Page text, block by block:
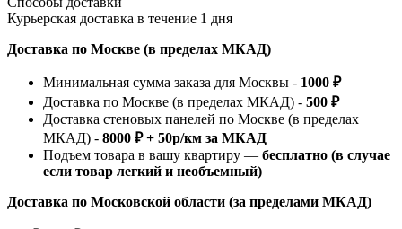
Курьерская доставка в течение 1 дня
Доставка по Москве (в пределах МКАД)
Минимальная сумма заказа для Москвы - 1000 ₽
Доставка по Москве (в пределах МКАД) - 500 ₽
Доставка стеновых панелей по Москве (в пределах
МКАД) - 8000 ₽ + 50р/км за МКАД
Подъем товара в вашу квартиру — бесплатно (в случае
если товар легкий и необъемный)
Доставка по Московской области (за пределами МКАД)